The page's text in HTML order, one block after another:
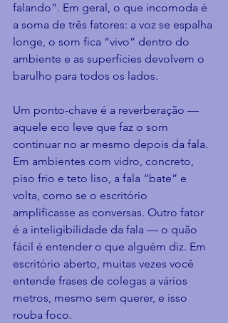
falando”. Em geral, o que incomoda é
a soma de três fatores: a voz se espalha
longe, o som fica “vivo” dentro do
ambiente e as superfícies devolvem o
barulho para todos os lados.
Um ponto-chave é a reverberação —
aquele eco leve que faz o som
continuar no ar mesmo depois da fala.
Em ambientes com vidro, concreto,
piso frio e teto liso, a fala “bate” e
volta, como se o escritório
amplificasse as conversas. Outro fator
é a inteligibilidade da fala — o quão
fácil é entender o que alguém diz. Em
escritório aberto, muitas vezes você
entende frases de colegas a vários
metros, mesmo sem querer, e isso
rouba foco.